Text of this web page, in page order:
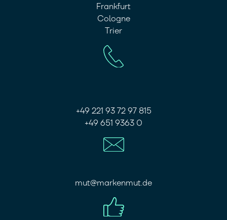
Frankfurt
Cologne
Trier
+49 221 93 72 97 815
+49 651 9363 0
mut@markenmut.de